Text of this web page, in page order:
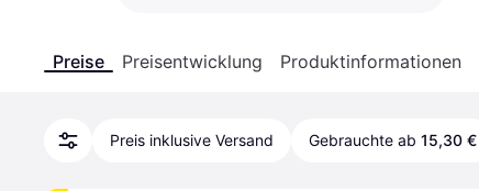
Preise Preisentwicklung Produktinformationen
Preis inklusive Versand Gebrauchte ab 15,30 €